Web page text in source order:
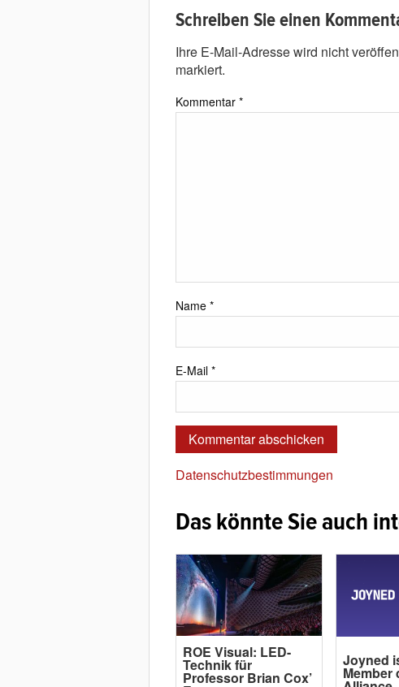
Schreiben Sie einen
Ihre E-Mail-Adresse wird nicht
markiert.
Kommentar *
Name *
E-Mail *
Datenschutzbestimmungen
Das könnte Sie auch
ROE Visual: LED-
Technik für
Professor Brian Cox’
Joyned
Member